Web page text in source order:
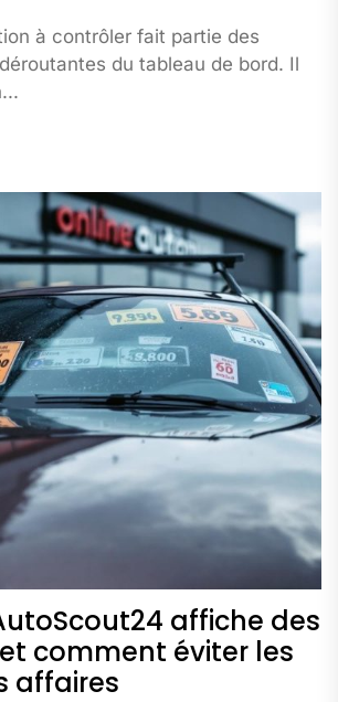
à contrôler fait partie des
du tableau de bord. Il
affiche des
comment éviter les
affaires